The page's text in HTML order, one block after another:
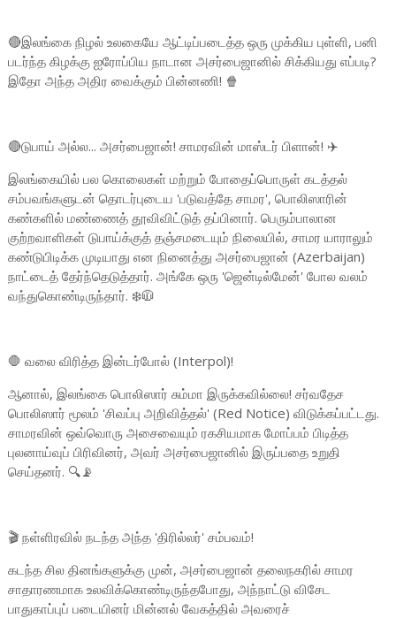
🔴இலங்கை நிழல் உலகையே ஆட்டிப்படைத்த ஒரு முக்கிய புள்ளி, பனி
படர்ந்த கிழக்கு ஐரோப்பிய நாடான அசர்பைஜானில் சிக்கியது எப்படி?
இதோ அந்த அதிர வைக்கும் பின்னணி! 🍿
🔴டுபாய் அல்ல... அசர்பைஜான்! சாமரவின் மாஸ்டர் பிளான்! ✈️
இலங்கையில் பல கொலைகள் மற்றும் போதைப்பொருள் கடத்தல்
சம்பவங்களுடன் தொடர்புடைய 'படுவத்தே சாமர', பொலிஸாரின்
கண்களில் மண்ணைத் தூவிவிட்டுத் தப்பினார். பெரும்பாலான
குற்றவாளிகள் டுபாய்க்குத் தஞ்சமடையும் நிலையில், சாமர யாராலும்
கண்டுபிடிக்க முடியாது என நினைத்து அசர்பைஜான் (Azerbaijan)
நாட்டைத் தேர்ந்தெடுத்தார். அங்கே ஒரு 'ஜென்டில்மேன்' போல வலம்
வந்துகொண்டிருந்தார். ❄️🧥
🛑 வலை விரித்த இன்டர்போல் (Interpol)!
ஆனால், இலங்கை பொலிஸார் சும்மா இருக்கவில்லை! சர்வதேச
பொலிஸார் மூலம் 'சிவப்பு அறிவித்தல்' (Red Notice) விடுக்கப்பட்டது.
சாமரவின் ஒவ்வொரு அசைவையும் ரகசியமாக மோப்பம் பிடித்த
புலனாய்வுப் பிரிவினர், அவர் அசர்பைஜானில் இருப்பதை உறுதி
செய்தனர். 🔍📡
🎬 நள்ளிரவில் நடந்த அந்த 'திரில்லர்' சம்பவம்!
கடந்த சில தினங்களுக்கு முன், அசர்பைஜான் தலைநகரில் சாமர
சாதாரணமாக உலவிக்கொண்டிருந்தபோது, அந்நாட்டு விசேட
பாதுகாப்புப் படையினர் மின்னல் வேகத்தில் அவரைச்